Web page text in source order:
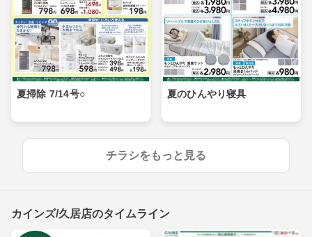
夏掃除 7/14号○ 夏のひんやり寝具
チラシをもっと見る
カインズ/久居店のタイムライン